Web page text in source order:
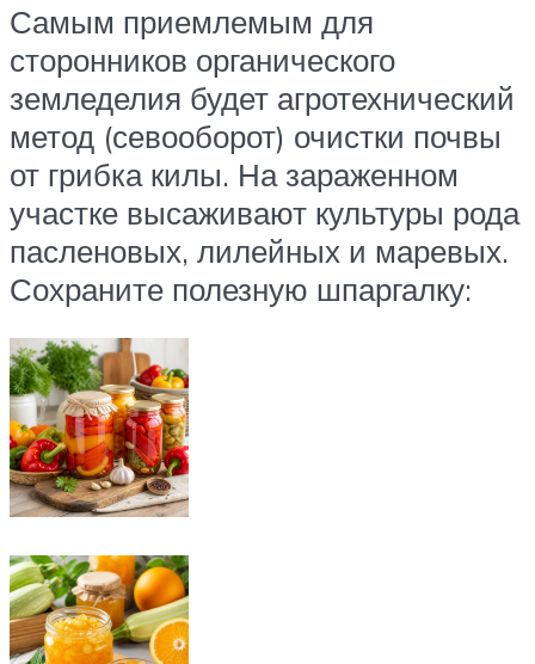
Самым приемлемым для
сторонников органического
земледелия будет агротехнический
метод (севооборот) очистки почвы
от грибка килы. На зараженном
участке высаживают культуры рода
пасленовых, лилейных и маревых.
Сохраните полезную шпаргалку: